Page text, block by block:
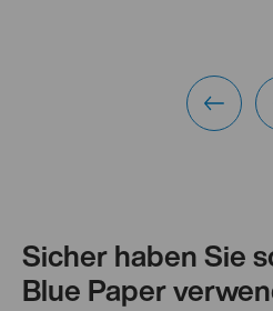
Sicher haben Sie
Blue Paper